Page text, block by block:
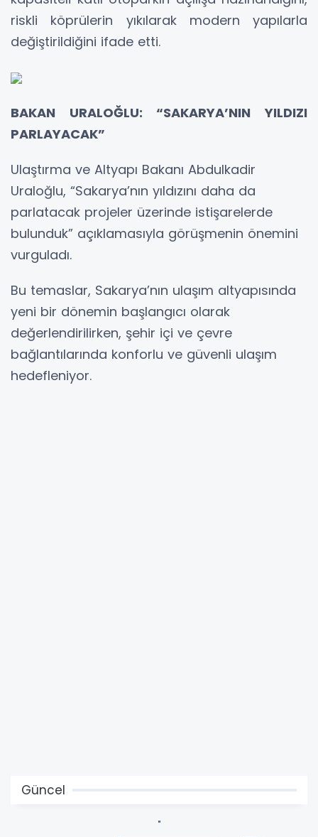
riskli köprülerin yıkılarak modern yapılarla
değiştirildiğini ifade etti.
BAKAN URALOĞLU: “SAKARYA’NIN YILDIZI
PARLAYACAK”
Ulaştırma ve Altyapı Bakanı Abdulkadir
Uraloğlu, “Sakarya’nın yıldızını daha da
parlatacak projeler üzerinde istişarelerde
bulunduk” açıklamasıyla görüşmenin önemini
vurguladı.
Bu temaslar, Sakarya’nın ulaşım altyapısında
yeni bir dönemin başlangıcı olarak
değerlendirilirken, şehir içi ve çevre
bağlantılarında konforlu ve güvenli ulaşım
hedefleniyor.
Güncel